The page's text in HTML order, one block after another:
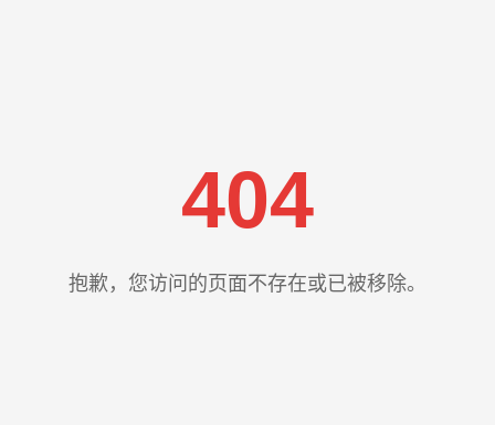
404
抱歉，您访问的页面不存在或已被移除。